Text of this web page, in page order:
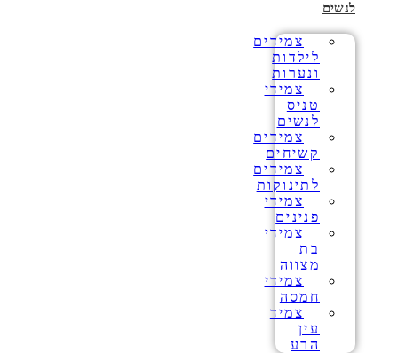
לנשים
צמידים
לילדות
ונערות
צמידי
טניס
לנשים
צמידים
קשיחים
צמידים
לתינוקות
צמידי
פנינים
צמידי
בת
מצווה
צמידי
חמסה
צמיד
עין
הרע